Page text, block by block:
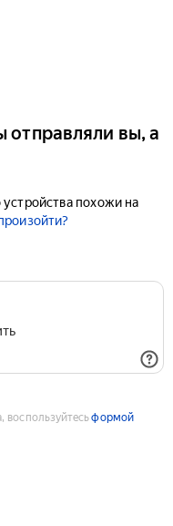
отправляли вы, а
похожи на
воспользуйтесьформой